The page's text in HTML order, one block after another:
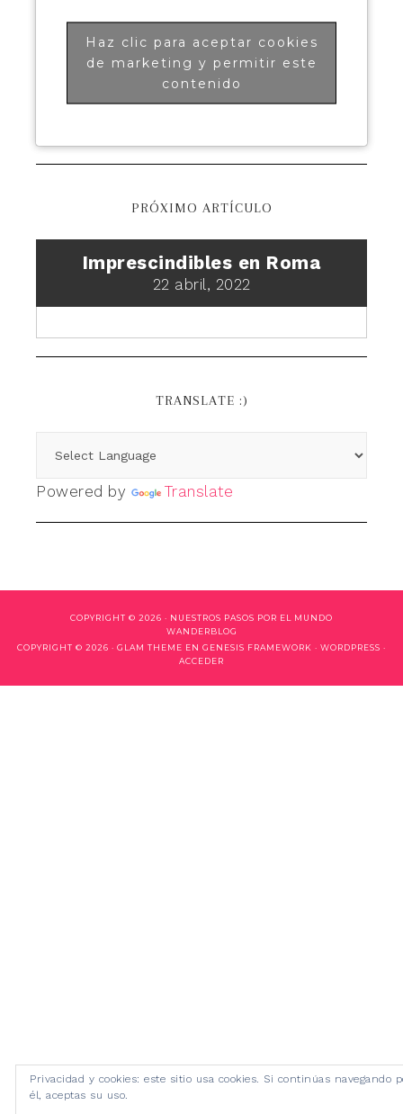
Haz clic para aceptar cookies
de marketing y permitir este
contenido
PRÓXIMO ARTÍCULO
Imprescindibles en Roma
22 abril, 2022
TRANSLATE :)
Powered by Translate
COPYRIGHT © 2026 · NUESTROS PASOS POR EL MUNDO
WANDERBLOG
COPYRIGHT © 2026 · GLAM THEME EN GENESIS FRAMEWORK · WORDPRESS ·
ACCEDER
Privacidad y cookies: este sitio usa cookies. Si continúas navegando
él, aceptas su uso.